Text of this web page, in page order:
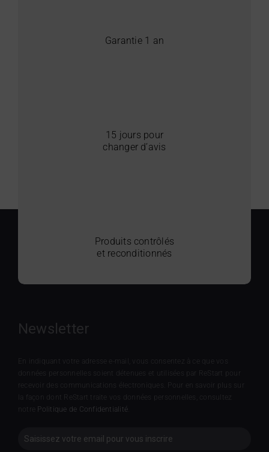
Garantie 1 an
15 jours pour
changer d’avis
Produits contrôlés
et reconditionnés
Newsletter
En indiquant votre adresse e-mail, vous consentez à ce que vos
données personnelles soient détenues et utilisées par ReStart pour
recevoir des communications électroniques. Pour en savoir plus sur
la façon dont ReStart traite vos données personnelles, consultez
notre Politique de Confidentialité
Newsletter